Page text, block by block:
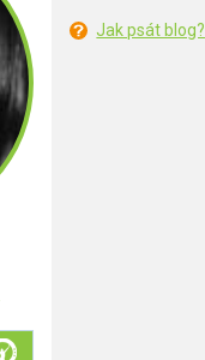
Jak psát blog?